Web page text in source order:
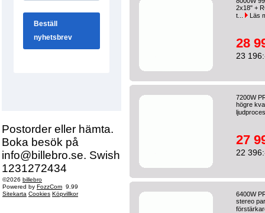
Postorder eller hämta.
Boka besök på
info@billebro.se. Swish
1231272434
©2026 billebro
Powered by FozzCom 9.99
Sitekarta Cookies Köpvillkor
2x18" +
t...
Läs
28
23
7200W
högre
27
22
6400W
stereo